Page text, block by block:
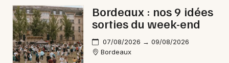
Mon email
Je m'abonne
Bordeaux : nos 9 idées
sorties du week-end
07/08/2026 → 09/08/2026
Bordeaux